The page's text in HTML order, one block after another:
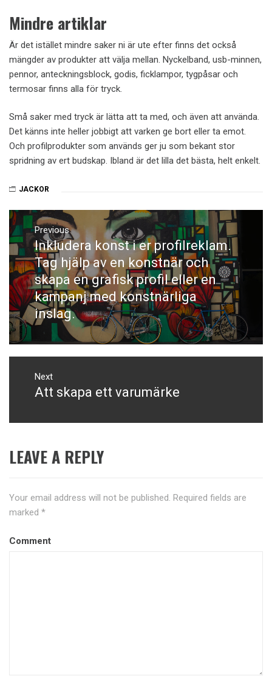
Mindre artiklar
Är det istället mindre saker ni är ute efter finns det också
mängder av produkter att välja mellan. Nyckelband, usb-minnen,
pennor, anteckningsblock, godis, ficklampor, tygpåsar och
termosar finns alla för tryck.
Små saker med tryck är lätta att ta med, och även att använda.
Det känns inte heller jobbigt att varken ge bort eller ta emot.
Och profilprodukter som används ger ju som bekant stor
spridning av ert budskap. Ibland är det lilla det bästa, helt enkelt.
JACKOR
Post
navigation
Previous
Previous
post:
Inkludera konst i er profilreklam.
Tag hjälp av en konstnär och
skapa en grafisk profil eller en
kampanj med konstnärliga
inslag.
Next
Next
Att skapa ett varumärke
LEAVE A REPLY
Your email address will not be published. Required fields are
marked *
Comment